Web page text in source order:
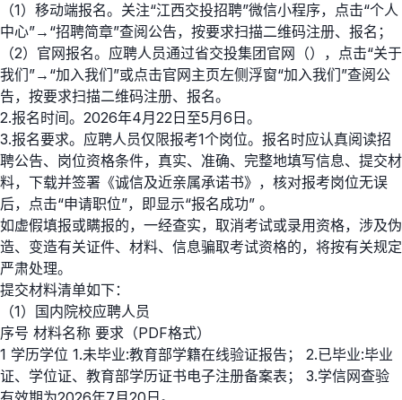
（1）移动端报名。关注“江西交投招聘”微信小程序，点击“个人
中心”→“招聘简章”查阅公告，按要求扫描二维码注册、报名；
（2）官网报名。应聘人员通过省交投集团官网（），点击“关于
我们”→“加入我们”或点击官网主页左侧浮窗“加入我们”查阅公
告，按要求扫描二维码注册、报名。
2.报名时间。2026年4月22日至5月6日。
3.报名要求。应聘人员仅限报考1个岗位。报名时应认真阅读招
聘公告、岗位资格条件，真实、准确、完整地填写信息、提交材
料，下载并签署《诚信及近亲属承诺书》，核对报考岗位无误
后，点击“申请职位”，即显示“报名成功” 。
如虚假填报或瞒报的，一经查实，取消考试或录用资格，涉及伪
造、变造有关证件、材料、信息骗取考试资格的，将按有关规定
严肃处理。
提交材料清单如下：
（1）国内院校应聘人员
序号 材料名称 要求（PDF格式）
1 学历学位 1.未毕业:教育部学籍在线验证报告； 2.已毕业:毕业
证、学位证、教育部学历证书电子注册备案表； 3.学信网查验